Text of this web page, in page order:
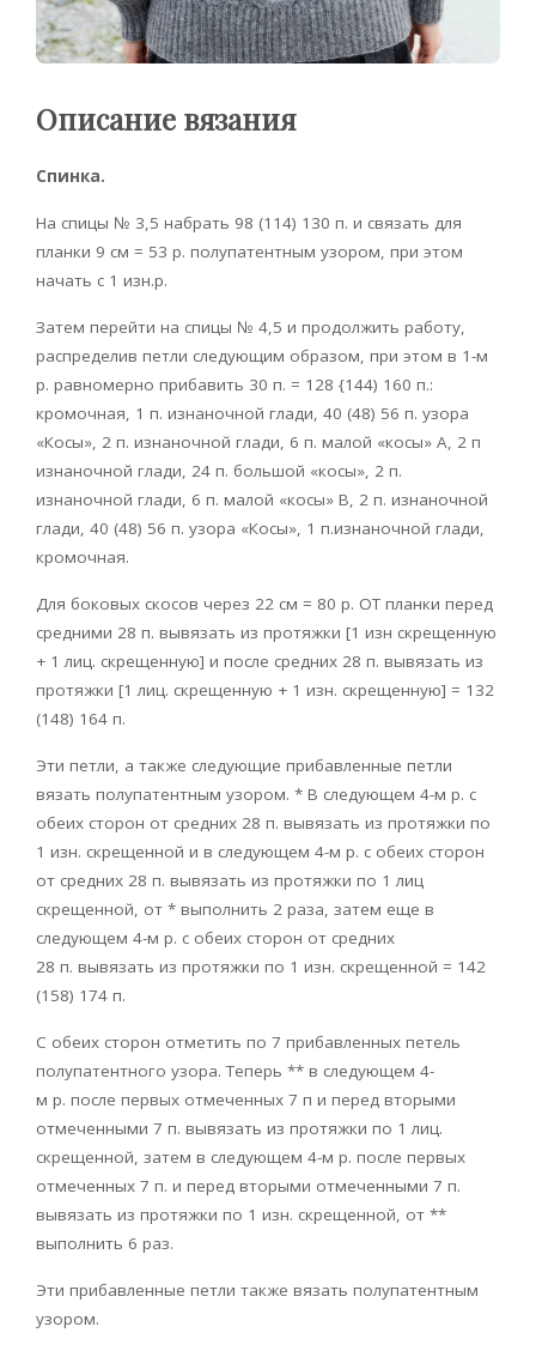
Описание вязания
Спинка.
На спицы № 3,5 набрать 98 (114) 130 п. и связать для
планки 9 см = 53 р. полупатентным узором, при этом
начать с 1 изн.р.
Затем перейти на спицы № 4,5 и продолжить работу,
распределив петли следующим образом, при этом в 1-м
р. равномерно прибавить 30 п. = 128 {144) 160 п.:
кромочная, 1 п. изнаночной глади, 40 (48) 56 п. узора
«Косы», 2 п. изнаночной глади, 6 п. малой «косы» А, 2 п
изнаночной глади, 24 п. большой «косы», 2 п.
изнаночной глади, 6 п. малой «косы» В, 2 п. изнаночной
глади, 40 (48) 56 п. узора «Косы», 1 п.изнаночной глади,
кромочная.
Для боковых скосов через 22 см = 80 р. ОТ планки перед
средними 28 п. вывязать из протяжки [1 изн скрещенную
+ 1 лиц. скрещенную] и после средних 28 п. вывязать из
протяжки [1 лиц. скрещенную + 1 изн. скрещенную] = 132
(148) 164 п.
Эти петли, а также следующие прибавленные петли
вязать полупатентным узором. * В следующем 4-м р. с
обеих сторон от средних 28 п. вывязать из протяжки по
1 изн. скрещенной и в следующем 4-м р. с обеих сторон
от средних 28 п. вывязать из протяжки по 1 лиц
скрещенной, от * выполнить 2 раза, затем еще в
следующем 4-м р. с обеих сторон от средних
28 п. вывязать из протяжки по 1 изн. скрещенной = 142
(158) 174 п.
С обеих сторон отметить по 7 прибавленных петель
полупатентного узора. Теперь ** в следующем 4-
м р. после первых отмеченных 7 п и перед вторыми
отмеченными 7 п. вывязать из протяжки по 1 лиц.
скрещенной, затем в следующем 4-м р. после первых
отмеченных 7 п. и перед вторыми отмеченными 7 п.
вывязать из протяжки по 1 изн. скрещенной, от **
выполнить 6 раз.
Эти прибавленные петли также вязать полупатентным
узором.